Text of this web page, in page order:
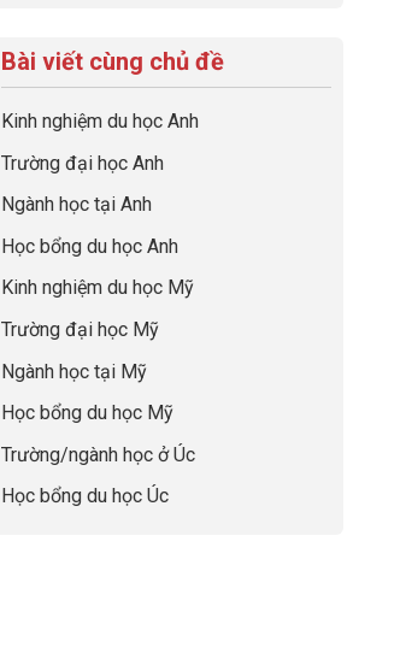
nghiệp
quả
nhất
của
những
cha
mẹ
thái
hồ
sơ
học
hoạt
nhưng
năng
Việc
Cần
Biến
Đoạn
Visa
“Bước
Vàng”
Cánh
luận
đúng
nghề
ngành:
quyết
không
bao
giờ
chọn
sai
sự
nghiệp
Bài viết cùng chủ đề
Kinh nghiệm du học Anh
Trường đại học Anh
Ngành học tại Anh
Học bổng du học Anh
Kinh nghiệm du học Mỹ
Trường đại học Mỹ
Ngành học tại Mỹ
Học bổng du học Mỹ
Trường/ngành học ở Úc
Học bổng du học Úc